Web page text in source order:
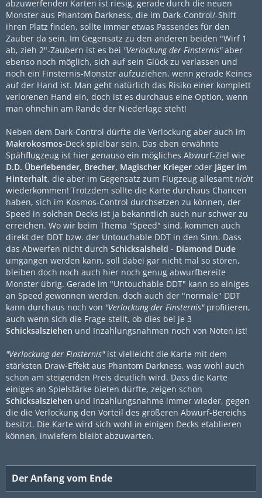
abzuwerfenden Karten ist riesig, gerade durch die neuen
Monster aus Phantom Darkness, die im Dark-Control/-Shift
ihren Platz finden, sollte immer etwas Passendes für den
Zauber da sein. Im Gegensatz zu den anderen beiden "Wirf 1
ab, zieh 2"-Zaubern ist es bei "Verlockung der Finsternis"aber
ebenso noch möglich, sich auf sein Glück zu verlassen und
noch ein Finsternis-Monster aufzuziehen, wenn gerade Keines
auf der Hand ist. Man geht natürlich das Risiko einer komplett
verlorenen Hand ein, doch ist es durchaus eine Option, wenn
man ohnehin am Rande der Niederlage steht!
Neben dem Dark-Control dürfte die Verlockung aber auch im
Makrokosmos-Deck spielbar sein. Das eben erwähnte
Spähflugzeug ist hier genauso ein mögliches Abwurf-Ziel wie
D.D. Überlebender, Brecher, Magischer Krieger oder Jäger im
Hinterhalt, die aber im Gegensatz zum Flugzeug allesamt nicht
wiederkommen! Trotzdem sollte die Karte durchaus Chancen
haben, sich im Kosmos-Control durchsetzen zu können, der
Speed in solchen Decks ist ja bekanntlich auch nur schwer zu
erreichen. Wo wir beim Thema "Speed" sind, kommen auch
direkt der DDT bzw. der Untouchable DDT in den Sinn. Dass
das Abwerfen nicht durch Schicksalsheld - Diamond Dude
umgangen werden kann, soll dabei gar nicht mal so stören,
bleiben doch noch auch hier noch genug abwurfbereite
Monster übrig. Gerade im "Untouchable DDT" kann so einiges
an Speed gewonnen werden, doch auch der "normale" DDT
kann durchaus noch von "Verlockung der Finsternis"profitieren,
auch wenn sich die Frage stellt, ob dies bei je 3
Schicksalsziehen und Inzahlungsnahmen noch von Nöten ist!
"Verlockung der Finsternis"ist vielleicht die Karte mit dem
stärksten Draw-Effekt aus Phantom Darkness, was wohl auch
schon am steigenden Preis deutlich wird. Dass die Karte
einiges an Spielstärke bieten dürfte, zeigen schon
Schicksalsziehen und Inzahlungsnahme immer wieder, gegen
die die Verlockung den Vorteil des größeren Abwurf-Bereichs
besitzt. Die Karte wird sich wohl in einigen Decks etablieren
können, inwiefern bleibt abzuwarten.
Der Anfang vom Ende